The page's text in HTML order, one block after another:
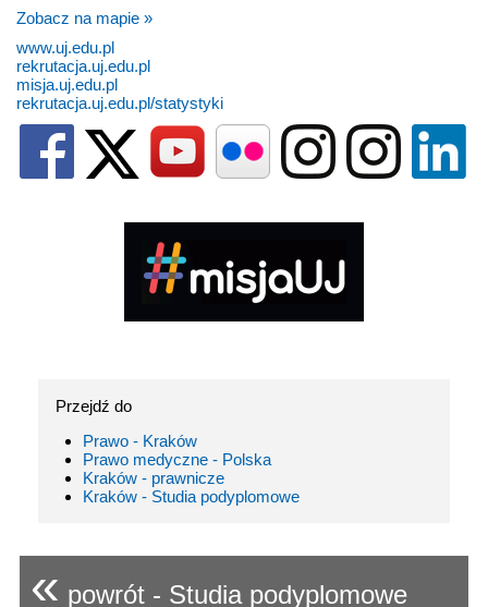
Zobacz na mapie »
www.uj.edu.pl
rekrutacja.uj.edu.pl
misja.uj.edu.pl
rekrutacja.uj.edu.pl/statystyki
Przejdź do
Prawo - Kraków
Prawo medyczne - Polska
Kraków - prawnicze
Kraków - Studia podyplomowe
« powrót - Studia podyplomowe